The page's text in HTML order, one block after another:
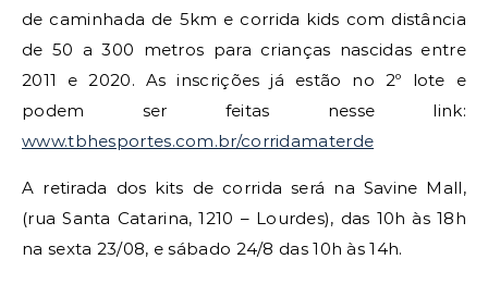
de caminhada de 5km e corrida kids com distância
de 50 a 300 metros para crianças nascidas entre
2011 e 2020. As inscrições já estão no 2º lote e
podem ser feitas nesse link:
www.tbhesportes.com.br/corridamaterde
A retirada dos kits de corrida será na Savine Mall,
(rua Santa Catarina, 1210 – Lourdes), das 10h às 18h
na sexta 23/08, e sábado 24/8 das 10h às 14h.